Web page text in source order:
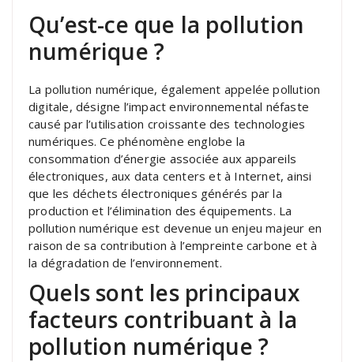
Qu’est-ce que la pollution
numérique ?
La pollution numérique, également appelée pollution
digitale, désigne l’impact environnemental néfaste
causé par l’utilisation croissante des technologies
numériques. Ce phénomène englobe la
consommation d’énergie associée aux appareils
électroniques, aux data centers et à Internet, ainsi
que les déchets électroniques générés par la
production et l’élimination des équipements. La
pollution numérique est devenue un enjeu majeur en
raison de sa contribution à l’empreinte carbone et à
la dégradation de l’environnement.
Quels sont les principaux
facteurs contribuant à la
pollution numérique ?